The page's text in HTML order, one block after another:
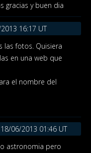
gracias y buen dia
16:17 UT
las fotos. Quisiera
en una web que
el nombre del
18/06/2013 01:46 UT
astronomia pero